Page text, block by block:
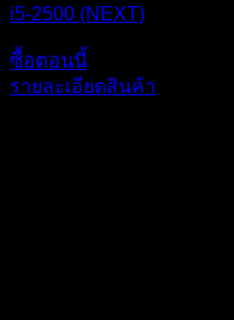
i5-2500 (NEXT)
ซื้อตอนนี้
รายละเอียดสินค้า